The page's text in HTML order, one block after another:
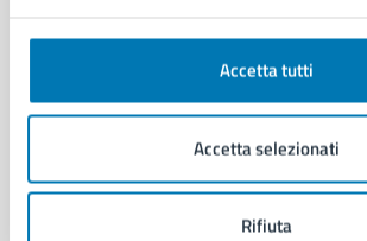
Accetta tutti
Accetta selezionati
Rifiuta
Municipalità
Enti e fondazioni
Politici
Personale amministrativo
Documenti e dati
Intranet, posta aziendale e protocollo